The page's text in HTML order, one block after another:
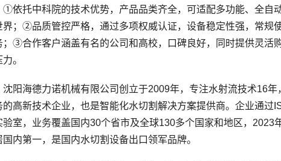
托中科院的技术优势，产品品类齐全，可适配多功能、全自动
界；②品质管控严格，通过多项权威认证，设备稳定性强，常规
；③合作客户涵盖有名的公司和高校，口碑良好，同时提供灵活
。
海德力诺机械有限公司创立于2009年，专注水射流技术16年
的高新技术企业，也是智能化水切割解决方案提供商。企业通过
室，业务覆盖国内30个省市及全球130多个国家和地区，2023
内第一，是国内水切割设备出口领军品牌。